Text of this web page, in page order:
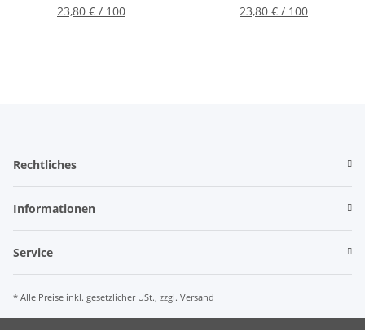
23,80 € / 100 23,80 € / 100
Rechtliches
Informationen
Service
* Alle Preise inkl. gesetzlicher USt., zzgl. Versand